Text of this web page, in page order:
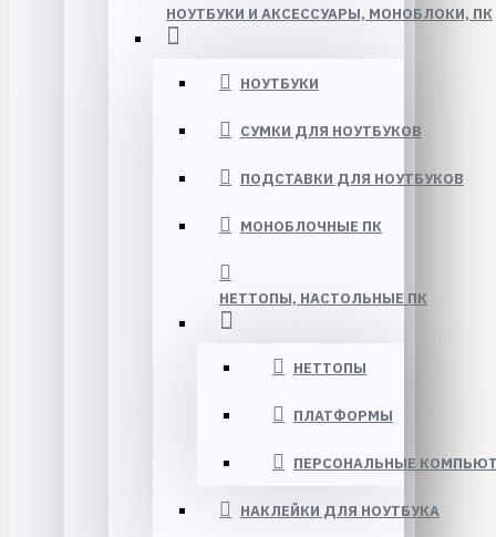
НОУТБУКИ И АКСЕССУАРЫ, МОНОБЛОКИ, ПК
НОУТБУКИ
СУМКИ ДЛЯ НОУТБУКОВ
ПОДСТАВКИ ДЛЯ НОУТБУКОВ
МОНОБЛОЧНЫЕ ПК
НЕТТОПЫ, НАСТОЛЬНЫЕ ПК
НЕТТОПЫ
ПЛАТФОРМЫ
ПЕРСОНАЛЬНЫЕ
НАКЛЕЙКИ ДЛЯ НОУТБУКА